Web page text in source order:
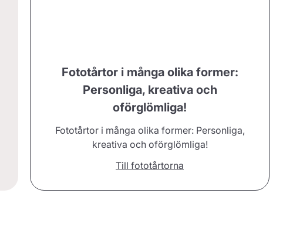
Fototårtor i många olika former:
Personliga, kreativa och
oförglömliga!
Fototårtor i många olika former: Personliga,
kreativa och oförglömliga!
Till fototårtorna